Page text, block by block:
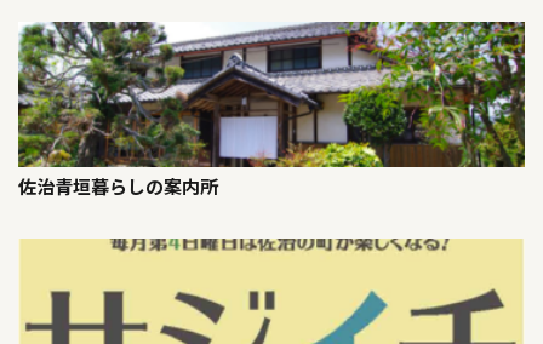
佐治青垣暮らしの案内所